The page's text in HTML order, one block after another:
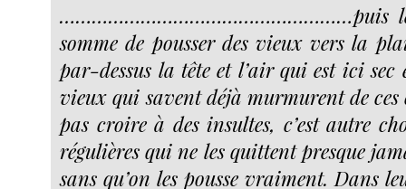
………………………………………………puis le
somme de pousser des vieux vers la
par-dessus la tête et l’air qui est ici sec
vieux qui savent déjà murmurent de ces
pas croire à des insultes, c’est autre
régulières qui ne les quittent presque
sans qu’on les pousse vraiment. Dans